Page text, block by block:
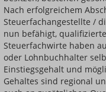
Nach erfolgreichem
Steuerfachangestellte /
nun befähigt,
Steuerfachwirte haben
oder Lohnbuchhalter
Einstiegsgehalt und
Gehaltes sind regional